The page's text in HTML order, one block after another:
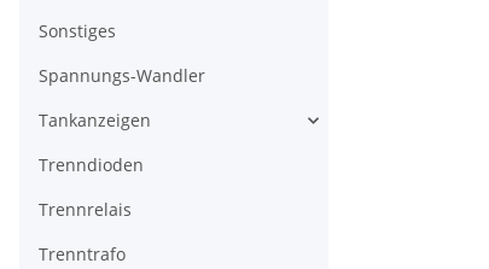
Sonstiges
Spannungs-Wandler
Tankanzeigen
Trenndioden
Trennrelais
Trenntrafo